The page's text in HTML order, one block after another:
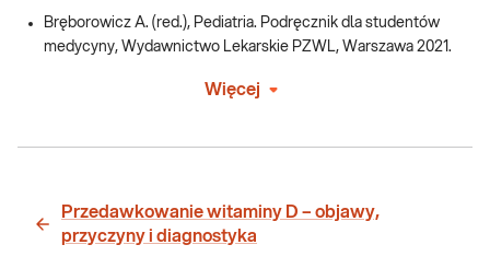
Bręborowicz A. (red.), Pediatria. Podręcznik dla studentów
medycyny, Wydawnictwo Lekarskie PZWL, Warszawa 2021.
Więcej
Przedawkowanie witaminy D – objawy,
przyczyny i diagnostyka